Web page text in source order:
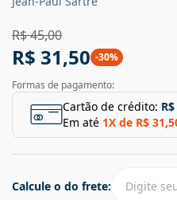
R$ 45,00
R$ 31,50 -30%
Formas de pagamento:
Cartão de crédito:
Em até 1X de R$
Calcule o do frete: